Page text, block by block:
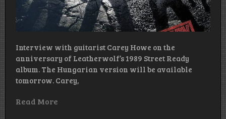
súlyos
dalokat,
és
akkoriban
és
súlyosnak
Interview with guitarist Carey Howe on the
anniversary of Leatherwolf’s 1989 Street Ready
album. The Hungarian version will be available
tomorrow. Carey,
Read More